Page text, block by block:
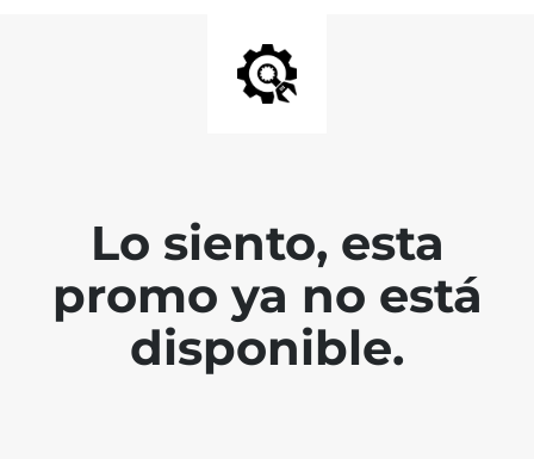
Lo siento, esta
promo ya no está
disponible.